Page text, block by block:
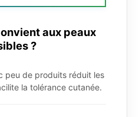
aux peaux
?
peu de produits réduit les
la tolérance cutanée.